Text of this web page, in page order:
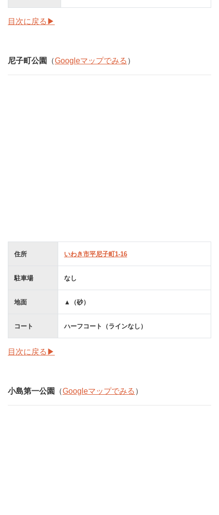
目次に戻る▶
尼子町公園 （Googleマップでみる ）
住所 いわき市平尼子町1-16
駐車場 なし
地面 ▲（砂）
コート ハーフコート（ラインなし）
目次に戻る▶
小島第一公園 （Googleマップでみる ）